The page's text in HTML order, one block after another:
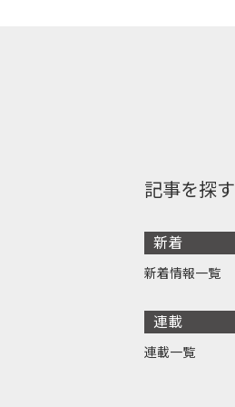
記事を探す
新着
新着情報一覧
連載
連載一覧